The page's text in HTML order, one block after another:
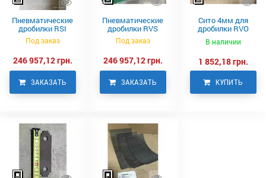
Пневматические
дробилки RSI
Под заказ
246 957,12 грн.
ЗАКАЗАТЬ
Пневматические
дробилки RVS
Под заказ
246 957,12 грн.
ЗАКАЗАТЬ
Сито 4мм для
дробилки RVO
В наличии
1 852,18 грн.
КУПИТЬ